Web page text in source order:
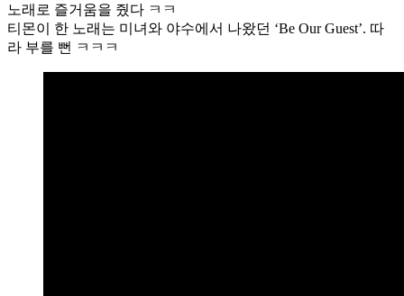
노래로 즐거움을 줬다 ㅋㅋ
티몬이 한 노래는 미녀와 야수에서 나왔던 ‘Be Our Guest’. 따
라 부를 뻔 ㅋㅋㅋ